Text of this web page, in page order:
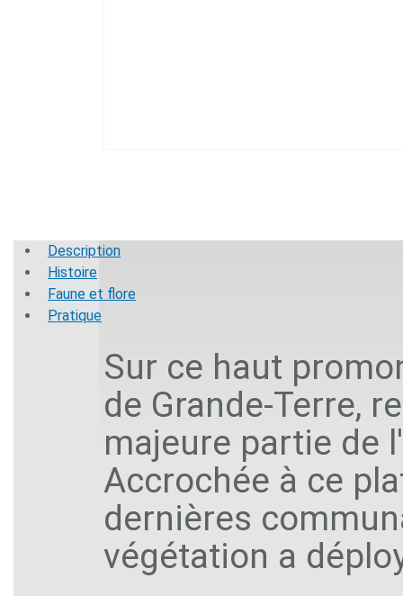
Description
Histoire
Faune et flore
Pratique
Sur ce haut
de Grande-Terre,
majeure partie de
Accrochée à ce
dernières
végétation a